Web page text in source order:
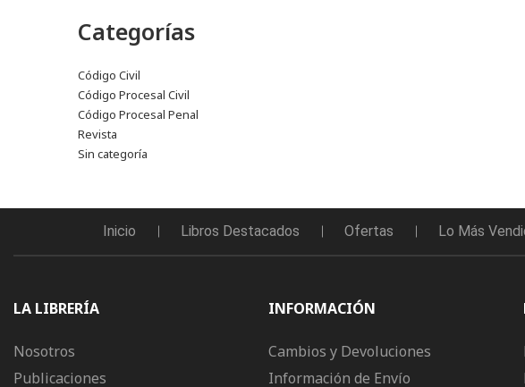
Categorías
Código Civil
Código Procesal Civil
Código Procesal Penal
Revista
Sin categoría
Inicio Libros Destacados Ofertas Lo Más
LA LIBRERÍA
Nosotros
Publicaciones
INFORMACIÓN
Cambios y Devoluciones
Información de Envío